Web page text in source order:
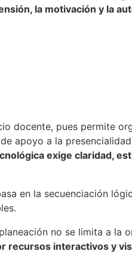
la motivación y la
docente, pues permite
apoyo a la
exige claridad,
en la secuenciación
no se limita a la
recursos interactivos y